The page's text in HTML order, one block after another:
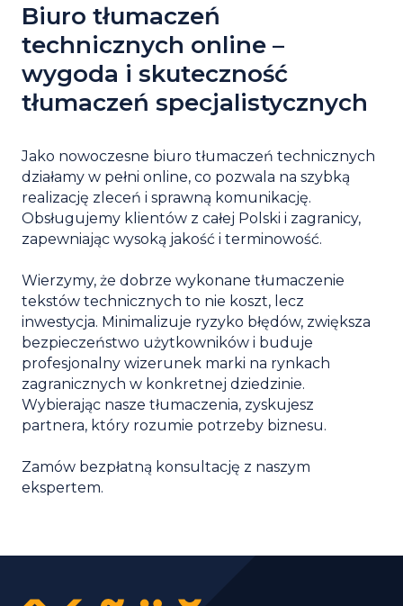
Biuro tłumaczeń
technicznych online –
wygoda i skuteczność
tłumaczeń specjalistycznych
Jako nowoczesne biuro tłumaczeń technicznych
działamy w pełni online, co pozwala na szybką
realizację zleceń i sprawną komunikację.
Obsługujemy klientów z całej Polski i zagranicy,
zapewniając wysoką jakość i terminowość.
Wierzymy, że dobrze wykonane tłumaczenie
tekstów technicznych to nie koszt, lecz
inwestycja. Minimalizuje ryzyko błędów, zwiększa
bezpieczeństwo użytkowników i buduje
profesjonalny wizerunek marki na rynkach
zagranicznych w konkretnej dziedzinie.
Wybierając nasze tłumaczenia, zyskujesz
partnera, który rozumie potrzeby biznesu.
Zamów bezpłatną konsultację z naszym
ekspertem.